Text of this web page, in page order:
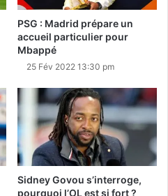
PSG : Madrid prépare un
accueil particulier pour
Mbappé
25 Fév 2022 13:30 pm
Sidney Govou s’interroge,
pourquoi l’OL est si fort ?